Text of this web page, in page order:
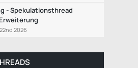
- Spekulationsthread
2026